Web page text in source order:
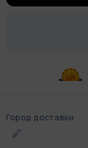
Город доставки